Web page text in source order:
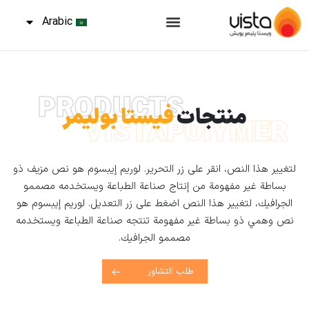
Arabic
PRODUCTSمنتجاتفيستا بوليمر
VISTAPOlYMER
لتغيير هذا النص، انقر على زر التحرير. لوريم إيبسوم هو نص مزيف ذو
بساطة غير مفهومة من إنتاج صناعة الطباعة ويستخدمه مصممو
الجرافيك، لتغيير هذا النص اضغط على زر التعديل. لوريم إيبسوم هو
نص وهمي ذو بساطة غير مفهومة تنتجه صناعة الطباعة ويستخدمه
مصممو الجرافيك.
طلب التشاور